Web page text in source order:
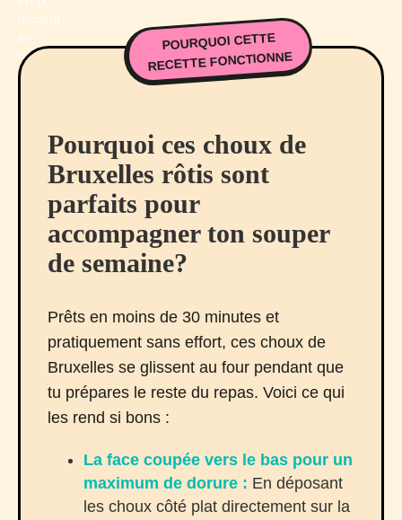
POURQUOI CETTE
RECETTE FONCTIONNE
Pourquoi ces choux de
Bruxelles rôtis sont
parfaits pour
accompagner ton souper
de semaine?
Prêts en moins de 30 minutes et
pratiquement sans effort, ces choux de
Bruxelles se glissent au four pendant que
tu prépares le reste du repas. Voici ce qui
les rend si bons :
La face coupée vers le bas pour un
maximum de dorure : En déposant
les choux côté plat directement sur la